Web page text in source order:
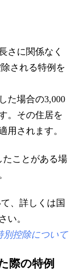
さに関係なく
される特例を
た場合の3,000
。その住居を
用されます。
たことがある場
、詳しくは国
い。
別控除について
際の特例